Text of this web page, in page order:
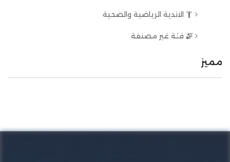
الاندية الرياضية والصحية
فئة غير مصنفة
مميز